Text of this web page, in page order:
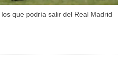
que podría salir del Real Madrid